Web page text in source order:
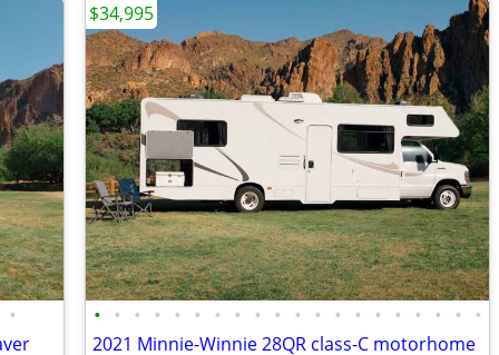
• • • • • • • • • • • • • • • • • • • • •
2021 Minnie-Winnie 28QR class-C motorhome
$34,995